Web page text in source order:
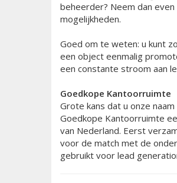
beheerder? Neem dan
mogelijkheden.
Goed om te weten: u kunt
een object eenmalig
een constante stroom aan
Goedkope Kantoorruimte
Grote kans dat u onze
Goedkope Kantoorruimte
van Nederland. Eerst
voor de match met de
gebruikt voor lead